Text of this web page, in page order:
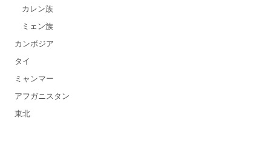
カレン族
ミェン族
カンボジア
タイ
ミャンマー
アフガニスタン
東北